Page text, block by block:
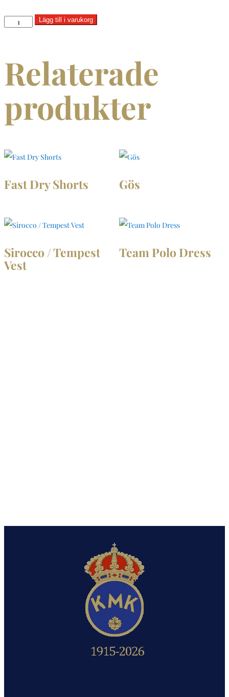
Active
mängd
Lägg till i varukorg
Relaterade
produkter
Fast Dry Shorts Gös
Sirocco / Tempest
Vest
Team Polo Dress